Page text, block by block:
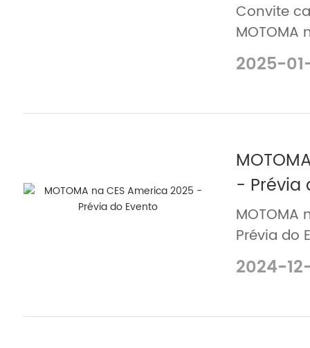
Convite
MOTOMA
baterias
2025-
- Prévia
MOTOMA
Prévia do
2024-